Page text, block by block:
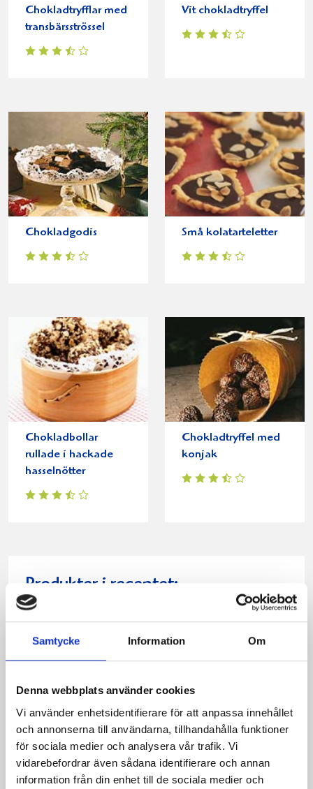
Samtycke Information Om
Denna webbplats använder cookies
Vi använder enhetsidentifierare för att anpassa innehållet
och annonserna till användarna, tillhandahålla funktioner
för sociala medier och analysera vår trafik. Vi
vidarebefordrar även sådana identifierare och annan
information från din enhet till de sociala medier och
Chokladtryfflar med
transbärsströssel
Vit chokladtryffel
Chokladgodis Små kolatarteletter
Chokladbollar
rullade i hackade
hasselnötter
Chokladtryffel med
konjak
Produkter i receptet: